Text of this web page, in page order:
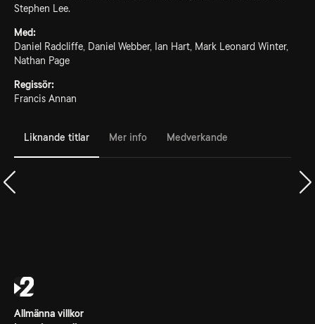
Stephen Lee.
Med:
Daniel Radcliffe, Daniel Webber, Ian Hart, Mark Leonard Winter,
Nathan Page
Regissör:
Francis Annan
Liknande titlar Mer info Medverkande
Allmänna villkor